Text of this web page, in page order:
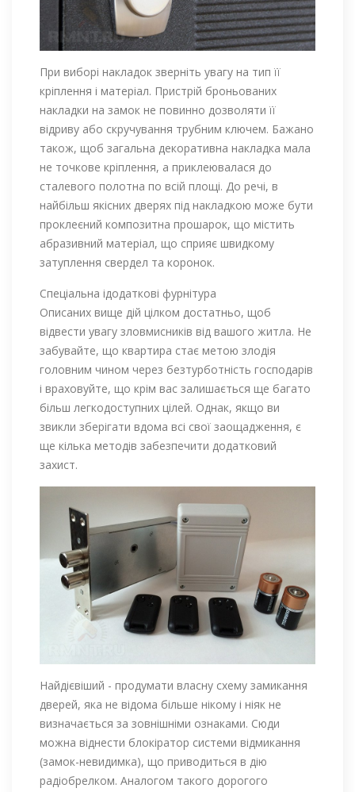
При виборі накладок зверніть увагу на тип її
кріплення і матеріал. Пристрій броньованих
накладки на замок не повинно дозволяти її
відриву або скручування трубним ключем. Бажано
також, щоб загальна декоративна накладка мала
не точкове кріплення, а приклеювалася до
сталевого полотна по всій площі. До речі, в
найбільш якісних дверях під накладкою може бути
проклеєний композитна прошарок, що містить
абразивний матеріал, що сприяє швидкому
затуплення свердел та коронок.
Спеціальна ідодаткові фурнітура
Описаних вище дій цілком достатньо, щоб
відвести увагу зловмисників від вашого житла. Не
забувайте, що квартира стає метою злодія
головним чином через безтурботність господарів
і враховуйте, що крім вас залишається ще багато
більш легкодоступних цілей. Однак, якщо ви
звикли зберігати вдома всі свої заощадження, є
ще кілька методів забезпечити додатковий
захист.
Найдієвіший - продумати власну схему замикання
дверей, яка не відома більше нікому і ніяк не
визначається за зовнішніми ознаками. Сюди
можна віднести блокіратор системи відмикання
(замок-невидимка), що приводиться в дію
радіобрелком. Аналогом такого дорогого